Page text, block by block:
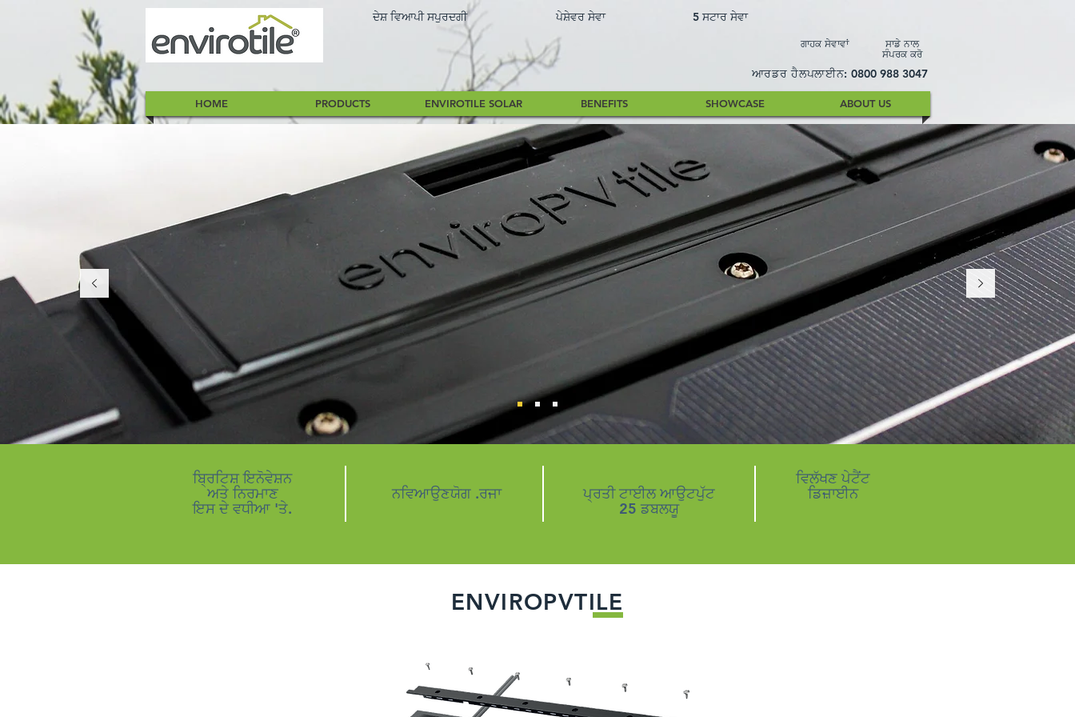
ਦੇਸ਼ ਵਿਆਪੀ ਸਪੁਰਦਗੀ 5 ਸਟਾਰ ਸੇਵਾ
ਗਾਹਕ ਸੇਵਾਵਾਂ
ਸਾਡੇ ਨਾਲ
ਸੰਪਰਕ ਕਰੋ
ਆਰਡਰ ਹੈਲਪਲਾਈਨ: 0800 988 3047
ਪੇਸ਼ੇਵਰ ਸੇਵਾ
HOME PRODUCTS ENVIROTILE SOLAR BENEFITS SHOWCASE ABOUT US
ਬ੍ਰਿਟਿਸ਼ ਇਨੋਵੇਸ਼ਨ
ਅਤੇ ਨਿਰਮਾਣ
ਇਸ ਦੇ ਵਧੀਆ 'ਤੇ.
ਨਵਿਆਉਣਯੋਗ .ਰਜਾ
ਪ੍ਰਤੀ ਟਾਈਲ ਆਉਟਪੁੱਟ
25 ਡਬਲਯੂ
ਵਿਲੱਖਣ ਪੇਟੈਂਟ
ਡਿਜ਼ਾਈਨ
ENVIROPVTILE